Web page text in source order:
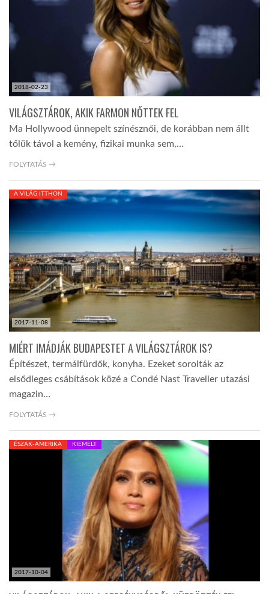
2018-02-23
VILÁGSZTÁROK, AKIK FARMON NŐTTEK FEL
Ma Hollywood ünnepelt színésznői, de korábban nem állt
tőlük távol a kemény, fizikai munka sem,…
FOLYTATÁS →
2017-11-08
A VILÁG ITTHON
MIÉRT IMÁDJÁK BUDAPESTET A VILÁGSZTÁROK IS?
Építészet, termálfürdők, konyha. Ezeket sorolták az
elsődleges csábítások közé a Condé Nast Traveller utazási
magazin…
FOLYTATÁS →
2017-10-04
ÉSZAK-AMERIKA KIEMELT